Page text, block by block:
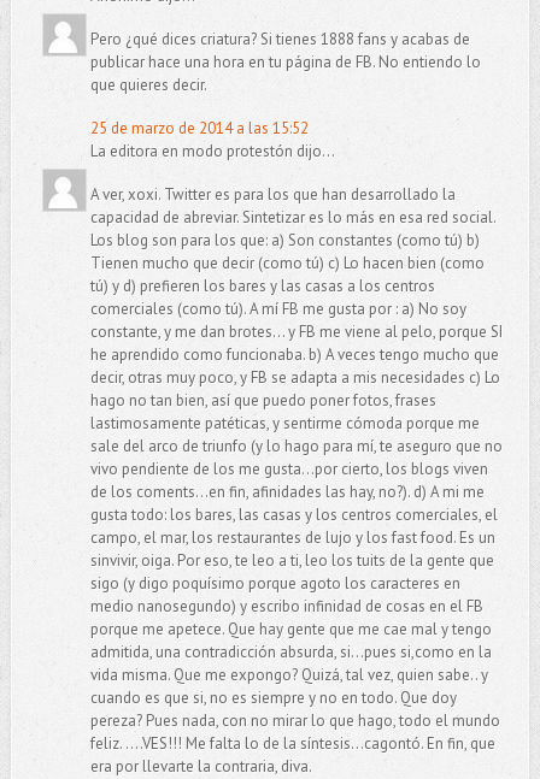
Pero ¿qué dices criatura? Si tienes 1888 fans y acabas de
publicar hace una hora en tu página de FB. No entiendo lo
que quieres decir.
25 de marzo de 2014 a las 15:52
La editora en modo protestón dijo...
A ver, xoxi. Twitter es para los que han desarrollado la
capacidad de abreviar. Sintetizar es lo más en esa red social.
Los blog son para los que: a) Son constantes (como tú) b)
Tienen mucho que decir (como tú) c) Lo hacen bien (como
tú) y d) prefieren los bares y las casas a los centros
comerciales (como tú). A mí FB me gusta por : a) No soy
constante, y me dan brotes... y FB me viene al pelo, porque SI
he aprendido como funcionaba. b) A veces tengo mucho que
decir, otras muy poco, y FB se adapta a mis necesidades c) Lo
hago no tan bien, así que puedo poner fotos, frases
lastimosamente patéticas, y sentirme cómoda porque me
sale del arco de triunfo (y lo hago para mí, te aseguro que no
vivo pendiente de los me gusta...por cierto, los blogs viven
de los coments...en fin, afinidades las hay, no?). d) A mi me
gusta todo: los bares, las casas y los centros comerciales, el
campo, el mar, los restaurantes de lujo y los fast food. Es un
sinvivir, oiga. Por eso, te leo a ti, leo los tuits de la gente que
sigo (y digo poquísimo porque agoto los caracteres en
medio nanosegundo) y escribo infinidad de cosas en el FB
porque me apetece. Que hay gente que me cae mal y tengo
admitida, una contradicción absurda, si...pues si,como en la
vida misma. Que me expongo? Quizá, tal vez, quien sabe.. y
cuando es que si, no es siempre y no en todo. Que doy
pereza? Pues nada, con no mirar lo que hago, todo el mundo
feliz. ....VES!!! Me falta lo de la síntesis...cagontó. En fin, que
era por llevarte la contraria, diva.